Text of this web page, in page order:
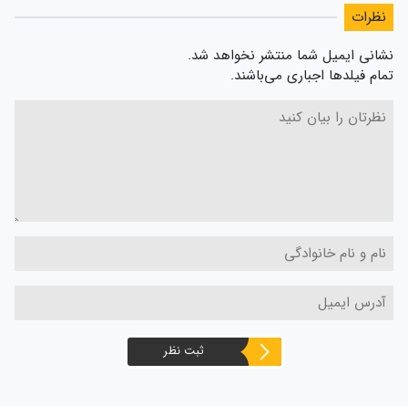
نظرات
نشانی ایمیل شما منتشر نخواهد شد.
تمام فیلدها اجباری می‌باشند.
ثبت نظر